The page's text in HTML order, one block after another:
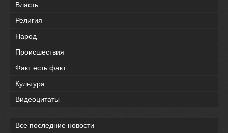
Власть
Религия
Народ
Происшествия
Факт есть факт
Культура
Видеоцитаты
Все последние новости